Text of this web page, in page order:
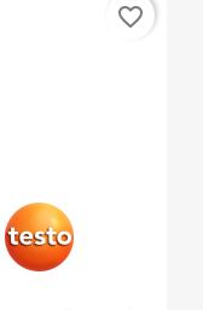
favorite_border